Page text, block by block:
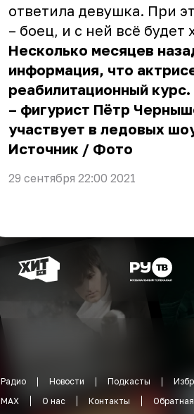
ответила девушка. При
– боец, и с ней всё будет
Несколько месяцев
информация, что
реабилитационный
– фигурист Пётр
участвует в ледовых
Источник / Фото
29 сентября 22:00 2021
Радио Новости Подкасты
MAX
О нас Контакты